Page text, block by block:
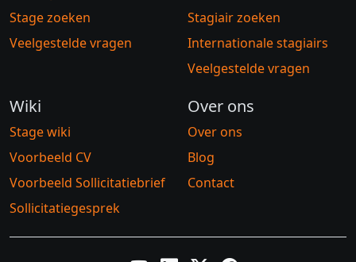
Stage zoeken
Veelgestelde vragen
Stagiair zoeken
Internationale stagiairs
Veelgestelde vragen
Wiki
Stage wiki
Voorbeeld CV
Voorbeeld Sollicitatiebrief
Sollicitatiegesprek
Over ons
Over ons
Blog
Contact